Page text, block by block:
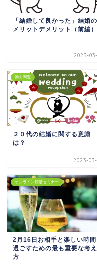
「結婚して良かった」結婚の
メリットデメリット（前編）
2023-
動向調査
２０代の結婚に関する意識
は？
2023-
オンライン婚活セミナー
2月16日お相手と楽しい時
過ごすための最も重要な考え
方